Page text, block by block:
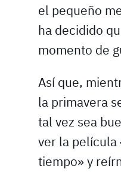
el pequeño
ha decidido
momento de
Así que,
la primavera
tal vez sea
ver la película
tiempo» y